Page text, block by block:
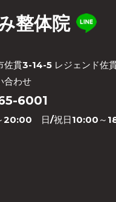
整体院
佐貫3-14-5 レジェンド佐
合わせ
6001
20:00 日/祝日10:00～